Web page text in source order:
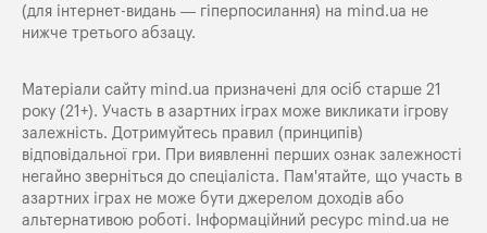
(для інтернет-видань — гіперпосилання) на mind.ua не
нижче третього абзацу.
Матеріали сайту mind.ua призначені для осіб старше 21
року (21+). Участь в азартних іграх може викликати ігрову
залежність. Дотримуйтесь правил (принципів)
відповідальної гри. При виявленні перших ознак залежності
негайно зверніться до спеціаліста. Пам'ятайте, що участь в
азартних іграх не може бути джерелом доходів або
альтернативою роботі. Інформаційний ресурс mind.ua не